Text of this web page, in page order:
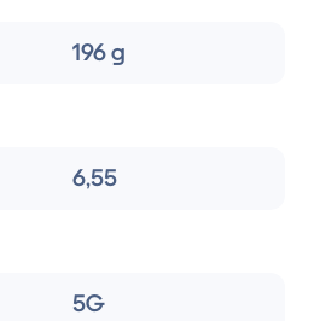
196 g
6,55
5G